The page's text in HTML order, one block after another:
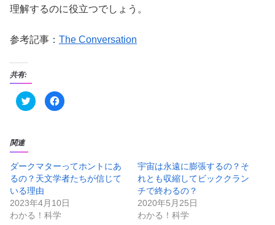
理解するのに役立つでしょう。
参考記事： The Conversation
共有:
ク
リ
t
e
r
で
共
有
(
F
a
共
有
す
は
ク
リ
関連
ダークマターってホントにあ
るの？天文学者たちが信じて
いる理由
2023年4月10日
わかる！科学
宇宙は永遠に膨張するの？そ
れとも収縮してビッククラン
チで終わるの？
2020年5月25日
わかる！科学